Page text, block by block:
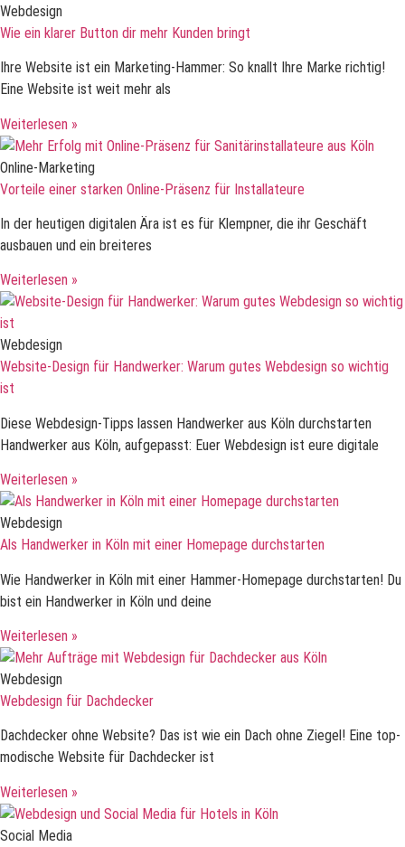
Webdesign
Wie ein klarer Button dir mehr Kunden bringt
Ihre Website ist ein Marketing-Hammer: So knallt Ihre Marke richtig!
Eine Website ist weit mehr als
Weiterlesen »
Online-Marketing
Vorteile einer starken Online-Präsenz für Installateure
In der heutigen digitalen Ära ist es für Klempner, die ihr Geschäft
ausbauen und ein breiteres
Weiterlesen »
Webdesign
Website-Design für Handwerker: Warum gutes Webdesign so wichtig
ist
Diese Webdesign-Tipps lassen Handwerker aus Köln durchstarten
Handwerker aus Köln, aufgepasst: Euer Webdesign ist eure digitale
Weiterlesen »
Webdesign
Als Handwerker in Köln mit einer Homepage durchstarten
Wie Handwerker in Köln mit einer Hammer-Homepage durchstarten! Du
bist ein Handwerker in Köln und deine
Weiterlesen »
Webdesign
Webdesign für Dachdecker
Dachdecker ohne Website? Das ist wie ein Dach ohne Ziegel! Eine top-
modische Website für Dachdecker ist
Weiterlesen »
Social Media